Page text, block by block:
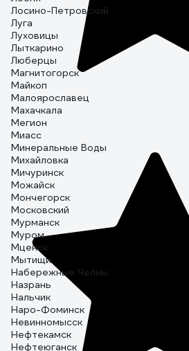
Лосино-Петровский
Луга
Луховицы
Лыткарино
Люберцы
Магнитогорск
Майкоп
Малоярославец
Махачкала
Мегион
Миасс
Минеральные Воды
Михайловка
Мичуринск
Можайск
Мончегорск
Московский
Мурманск
Муром
Мценск
Мытищи
Набережные Челны
Назрань
Нальчик
Наро-Фоминск
Невинномысск
Нефтекамск
Нефтеюганск